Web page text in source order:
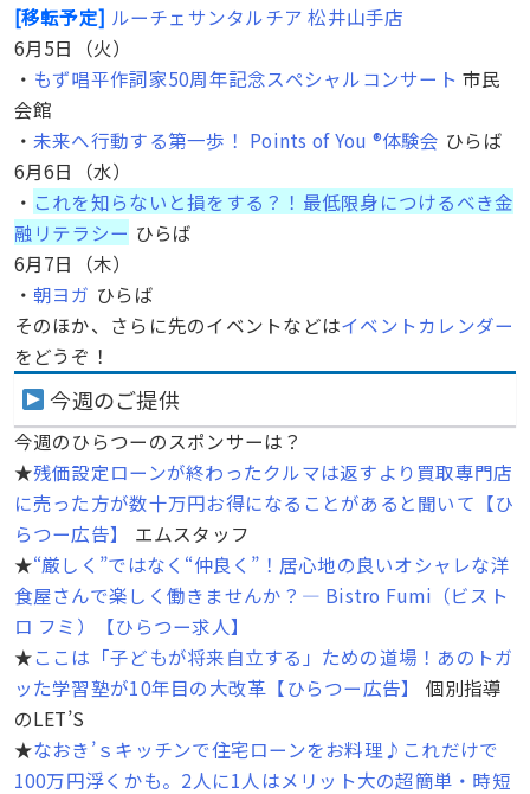
[移転予定] ルーチェサンタルチア 松井山手店
6月5日（火）
・ もず唱平作詞家50周年記念スペシャルコンサート 市民
会館
・ 未来へ行動する第一歩！ Points of You ®︎体験会 ひらば
6月6日（水）
・ これを知らないと損をする？！最低限身につけるべき金
融リテラシー ひらば
6月7日（木）
・ 朝ヨガ ひらば
そのほか、さらに先のイベントなどはイベントカレンダー
をどうぞ！
今週のご提供
今週のひらつーのスポンサーは？
★残価設定ローンが終わったクルマは返すより買取専門店
に売った方が数十万円お得になることがあると聞いて【ひ
らつー広告】
エムスタッフ
★“厳しく”ではなく“仲良く”！居心地の良いオシャレな洋
食屋さんで楽しく働きませんか？― Bistro Fumi（ビスト
ロ フミ）【ひらつー求人】
★ここは「子どもが将来自立する」ための道場！あのトガ
ッた学習塾が10年目の大改革【ひらつー広告】
個別指導
のLET’S
★なおき’ｓキッチンで住宅ローンをお料理♪これだけで
100万円浮くかも。2人に1人はメリット大の超簡単・時短